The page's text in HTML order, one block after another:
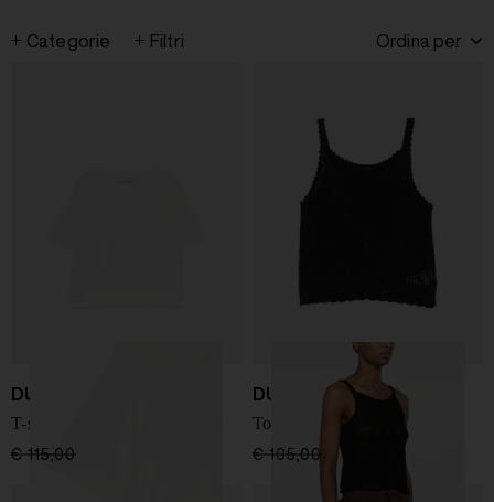
Categorie Filtri Ordina per
DUNST
T-shirt in cotone e lino
€ 115,00
DUNST
Top in misto lino e cotone
€ 105,00 € 74,00